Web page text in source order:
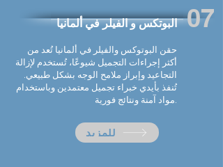
البوتكس و الفيلر فيألمانيا
حقن البوتوكس والفيلر في ألمانياتُعد من
أكثر إجراءات التجميل شيوعًا، تُستخدم لإزالة
التجاعيد وإبراز ملامح الوجه بشكل طبيعي.
تُنفذ بأيدي خبراء تجميل معتمدين وباستخدام
مواد آمنة ونتائج فورية.
07
للمزيد